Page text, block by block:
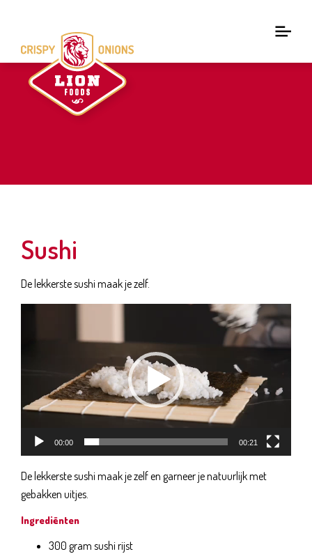
Sushi
De lekkerste sushi maak je zelf.
00:00 00:21
De lekkerste sushi maak je zelf en garneer je natuurlijk met
gebakken uitjes.
Ingrediënten
300 gram sushi rijst